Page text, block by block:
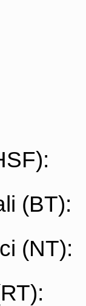
(BT):
(NT):